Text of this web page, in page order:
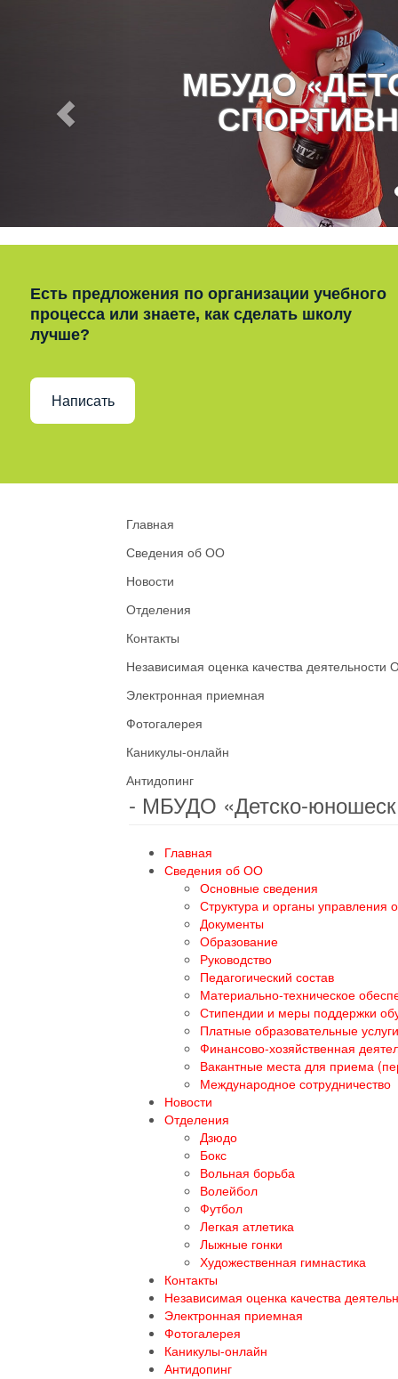
МБУДО
Есть предложения по организации учебного
процесса или знаете, как сделать школу
лучше?
Написать
Главная
Сведения об ОО
Новости
Отделения
Контакты
Независимая оценка качества деятельности
Электронная приемная
Фотогалерея
Каникулы-онлайн
Антидопинг
- МБУДО «Детско-
Главная
Сведения об ОО
Основные сведения
Структура и органы управления
Документы
Образование
Руководство
Педагогический состав
Материально-техническое
Стипендии и меры поддержки
Платные образовательные услуги
Финансово-хозяйственная
Вакантные места для приема
Международное сотрудничество
Новости
Отделения
Дзюдо
Бокс
Вольная борьба
Волейбол
Футбол
Легкая атлетика
Лыжные гонки
Художественная гимнастика
Контакты
Независимая оценка качества
Электронная приемная
Фотогалерея
Каникулы-онлайн
Антидопинг